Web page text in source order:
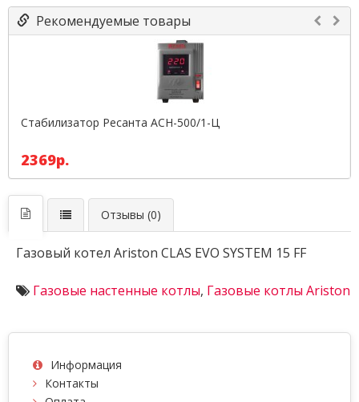
Рекомендуемые товары
Стабилизатор Ресанта АСН-500/1-Ц
2369р.
Отзывы (0)
Газовый котел Ariston CLAS EVO SYSTEM 15 FF
Газовые настенные котлы, Газовые котлы Ariston
Информация
Контакты